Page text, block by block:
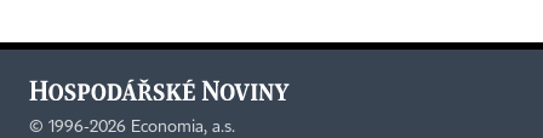
© 1996-2026 Economia, a.s.